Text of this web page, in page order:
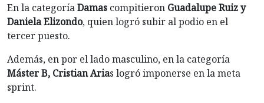
En la categoríaDamas compitieron Guadalupe Ruiz y
Daniela Elizondo, quien logró subir al podio en el
tercer puesto.
Además, en por el lado masculino, en la categoría
Máster B, Cristian Arias logró imponerse en la meta
sprint.